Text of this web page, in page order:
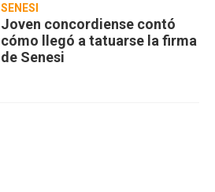
SENESI
Joven concordiense contó
cómo llegó a tatuarse la firma
de Senesi